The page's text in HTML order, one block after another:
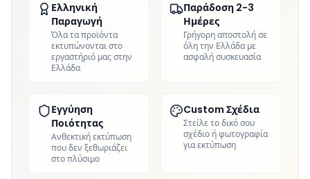
Ελληνική
Παραγωγή
Όλα τα προϊόντα
εκτυπώνονται στο
εργαστήριό μας στην
Ελλάδα
Παράδοση 2-3
Ημέρες
Γρήγορη αποστολή σε
όλη την Ελλάδα με
ασφαλή συσκευασία
Εγγύηση
Ποιότητας
Ανθεκτική εκτύπωση
που δεν ξεθωριάζει
στο πλύσιμο
Custom Σχέδια
Στείλε το δικό σου
σχέδιο ή φωτογραφία
για εκτύπωση